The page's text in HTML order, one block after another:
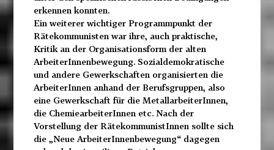
erkennen konnten.
Ein weiterer wichtiger Programmpunkt der
Rätekommunisten war ihre, auch praktische,
Kritik an der Organisationsform der alten
ArbeiterInnenbewegung. Sozialdemokratische
und andere Gewerkschaften organisierten die
ArbeiterInnen anhand der Berufsgruppen, also
eine Gewerkschaft für die MetallarbeiterInnen,
die ChemiearbeiterInnen etc. Nach der
Vorstellung der RätekommunistInnen sollte sich
die „Neue ArbeiterInnenbewegung“ dagegen